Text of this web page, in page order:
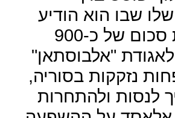
שבו הוא הודיע
על תרומת סכום של כ-900
"אלבוסתאן"
נזקקות בסוריה,
לנסות ולהתחרות